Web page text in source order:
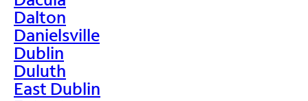
Dalton
Danielsville
Dublin
Duluth
East Dublin